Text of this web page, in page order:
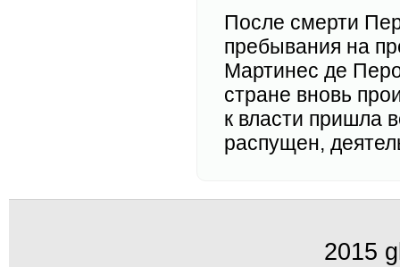
После смерти
пребывания на
Мартинес де
стране вновь
к власти пришла
распущен,
2015